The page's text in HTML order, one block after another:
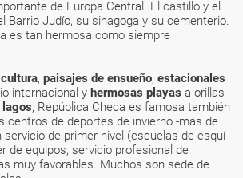
de Europa Central. El castillo y el
Barrio Judío, su sinagoga y su cementerio.
es tan hermosa como siempre
cultura, paisajes de ensueño, estacionales
internacional y hermosas playas a orillas
lagos, República Checa es famosa también
centros de deportes de invierno -más de
servicio de primer nivel (escuelas de esquí
de equipos, servicio profesional de
muy favorables. Muchos son sede de